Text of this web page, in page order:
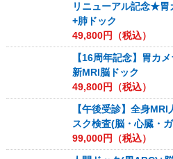
リニューアル記念★胃
+肺ドック
49,800円（税込）
【16周年記念】胃カ
新MRI脳ドック
49,800円（税込）
【午後受診】全身
スク検査(脳・心臓・
99,000円（税込）